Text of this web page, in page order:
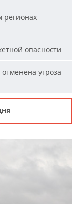
регионах
опасности
угроза